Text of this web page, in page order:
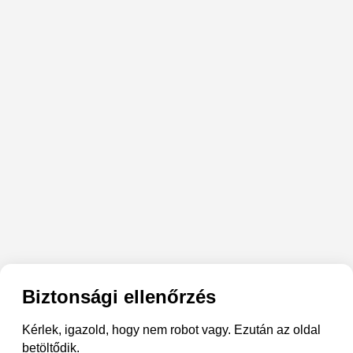
Biztonsági ellenőrzés
Kérlek, igazold, hogy nem robot vagy. Ezután az oldal
betöltődik.